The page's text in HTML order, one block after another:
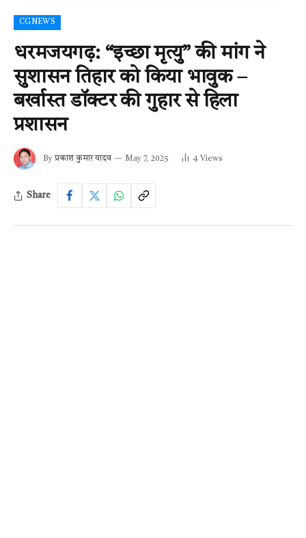
CGNEWS
धरमजयगढ़: “इच्छा मृत्यु” की मांग ने
सुशासन तिहार को किया भावुक –
बर्खास्त डॉक्टर की गुहार से हिला
प्रशासन
By प्रकाश कुमार यादव May 7, 2025 4 Views
Share